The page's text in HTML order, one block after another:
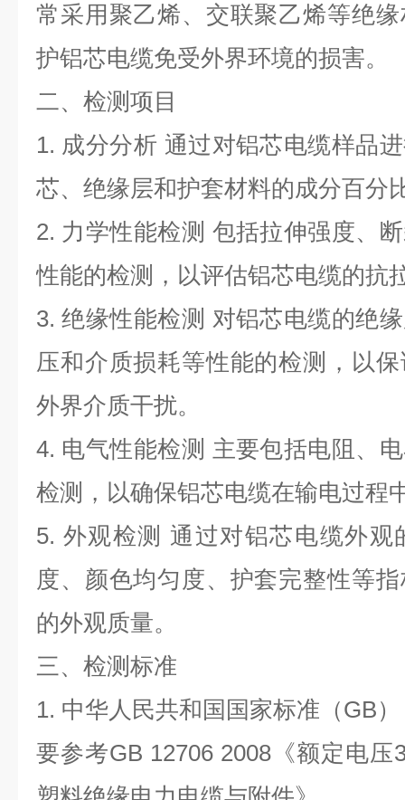
常采用聚乙烯、交联聚乙烯等绝
护铝芯电缆免受外界环境的损害。
二、检测项目
1. 成分分析 通过对铝芯电缆样品
芯、绝缘层和护套材料的成分百分
2. 力学性能检测 包括拉伸强度、
性能的检测，以评估铝芯电缆的抗
3.绝缘性能检测 对铝芯电缆的绝
压和介质损耗等性能的检测，以
外界介质干扰。
4. 电气性能检测 主要包括电阻、
检测，以确保铝芯电缆在输电过程
5. 外观检测 通过对铝芯电缆外观
度、颜色均匀度、护套完整性等
的外观质量。
三、检测标准
1. 中华人民共和国国家标准（GB
要参考GB 12706 2008 《额定电压